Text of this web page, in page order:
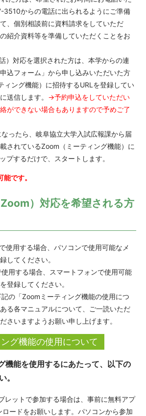
3510からの電話に出られるようにご準備
、個別相談前に資料請求をしていただ
紹介資料等を準備していただくことをお
）対応を選択された方は、本学からの連
込フォーム」から申し込みいただいた方
ィング機能）に招待するURLを登録してい
送信します。 →予約申込をしていただい
ができない場合もありますので予めご了
ったら、岐阜協立大学入試広報課から届
されているZoom（ミーティング機能）に
プするだけで、スタートします。
です。
）対応を希望される方
使用する場合、パソコンで使用可能なメ
してください。
用する場合、スマートフォンで使用可能
登録してください。
の「Zoomミーティング機能の使用につ
る各マニュアルについて、ご一読いただ
さいますようお願い申し上げます。
グ機能の使用について
機能を使用するにあたって、以下の
。
レットで参加する場合は、事前に無料アプ
ロードをお願いします。パソコンから参加